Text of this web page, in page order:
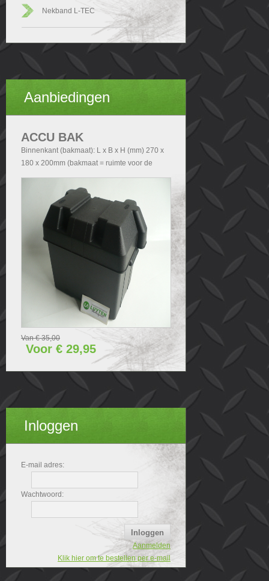
Nekband L-TEC
Aanbiedingen
ACCU BAK
Binnenkant (bakmaat): L x B x H (mm) 270 x
180 x 200mm (bakmaat = ruimte voor de
accu). Buitenkant (Totale afmetingen accubak
exclusief deksel): - Zonder handvatten L x B x
H (mm) 290x200x210 - Met handvatten L x B
x H (mm) 340x200x210. Buitenkant (Totale
afmetingen accubak inclusief deksel): L x B x
H (mm) 340x240x280.
Van € 35,00
Voor € 29,95
Inloggen
E-mail adres:
Wachtwoord:
Aanmelden
Klik hier om te bestellen per e-mail